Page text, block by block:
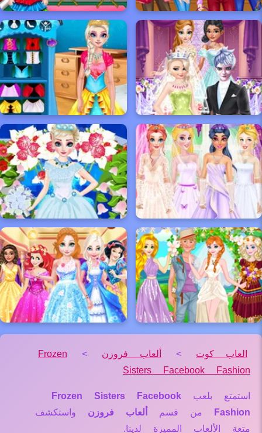
العاب كوت > ألعاب فروزن >
Frozen
Sisters Facebook Fashion
استمتع بلعب Frozen Sisters Facebook
Fashion من قسم ألعاب فروزن واستكشف
متعة الألعاب المميزة لدينا.